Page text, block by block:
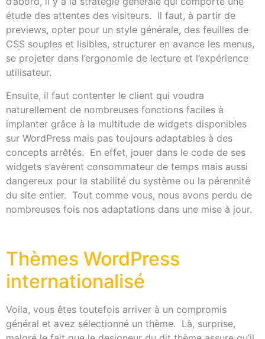
étude des attentes des visiteurs. Il faut, à partir de
previews, opter pour un style générale, des feuilles de
CSS souples et lisibles, structurer en avance les menus,
se projeter dans l’ergonomie de lecture et l’expérience
utilisateur.
Ensuite, il faut contenter le client qui voudra
naturellement de nombreuses fonctions faciles à
implanter grâce à la multitude de widgets disponibles
sur WordPress mais pas toujours adaptables à des
concepts arrêtés. En effet, jouer dans le code de ses
widgets s’avèrent consommateur de temps mais aussi
dangereux pour la stabilité du système ou la pérennité
du site entier. Tout comme vous, nous avons perdu de
nombreuses fois nos adaptations dans une mise à jour.
Thèmes WordPress
internationalisé
Voila, vous êtes toutefois arriver à un compromis
général et avez sélectionné un thème. Là, surprise,